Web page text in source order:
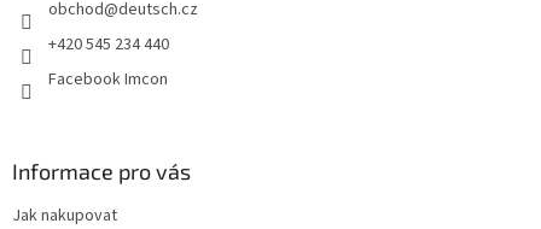
obchod@deutsch.cz
+420 545 234 440
Facebook Imcon
Informace pro vás
Jak nakupovat